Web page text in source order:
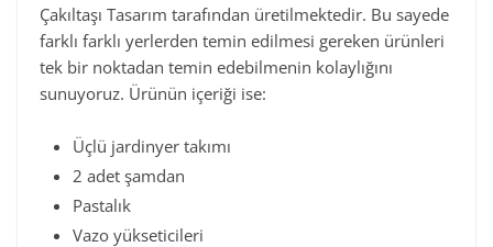
Çakıltaşı Tasarım tarafından üretilmektedir. Bu sayede
farklı farklı yerlerden temin edilmesi gereken ürünleri
tek bir noktadan temin edebilmenin kolaylığını
sunuyoruz. Ürünün içeriği ise:
Üçlü jardinyer takımı
2 adet şamdan
Pastalık
Vazo yükseticileri